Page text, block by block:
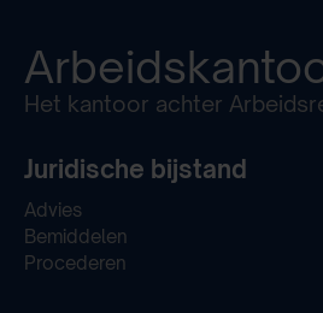
Het kantoor achter
Juridische bijstand
Advies
Bemiddelen
Procederen